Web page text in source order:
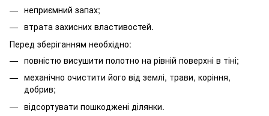
неприємний запах;
втрата захисних властивостей.
Перед зберіганням необхідно:
повністю висушити полотно на рівній поверхні в тіні;
механічно очистити його від землі, трави, коріння,
добрив;
відсортувати пошкоджені ділянки.